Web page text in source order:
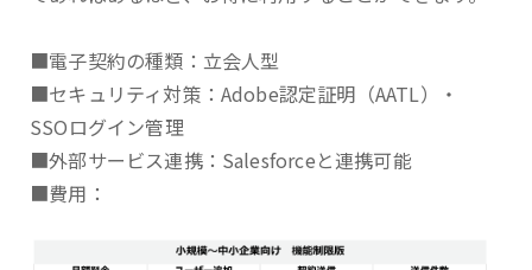
■電子契約の種類：立会人型
■セキュリティ対策：Adobe認定証明（AATL）・
SSOログイン管理
■外部サービス連携：Salesforceと連携可能
■費用：